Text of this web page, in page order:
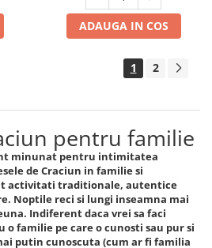
ADAUGA IN COS
1 2
pentru familie
minunat pentru intimitatea
de Craciun in familie si
activitati traditionale, autentice
Noptile reci si lungi inseamna mai
Indiferent daca vrei sa faci
o familie pe care o cunosti sau pur si
putin cunoscuta (cum ar fi familia